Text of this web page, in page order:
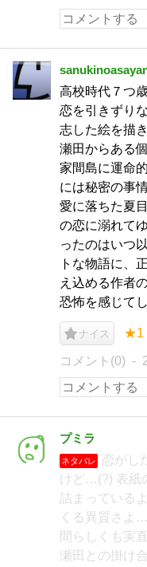
高校時代７つ
恋を引きずり
志した絵を描
瀬田からある
家間島に運命
には秘密の事
愛に落ちた夏
の恋に溺れて
ったのはいつ
トな物語に、
え込める作者
恐怖を感じて
ナイス ★1
コメント(0)
プミラ
ネタバレ
恋がし
けど…(?) 表紙
詰まっている
くる異質さよ
間らしくも実
瀬田との掛け